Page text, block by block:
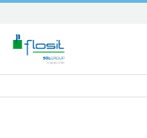
au
contenu.
|
à